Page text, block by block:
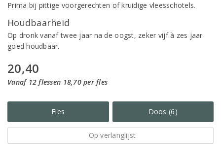
Prima bij pittige voorgerechten of kruidige vleesschotels.
Houdbaarheid
Op dronk vanaf twee jaar na de oogst, zeker vijf à zes jaar
goed houdbaar.
20,40
Vanaf 12 flessen 18,70 per fles
Fles Doos (6)
Op verlanglijst